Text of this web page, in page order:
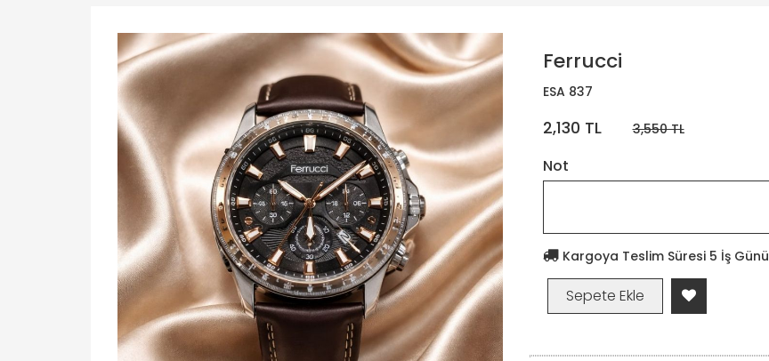
Ferrucci
ESA 837
2,130 TL3,550 TL
Not
Kargoya Teslim Süresi 5 İş Günü